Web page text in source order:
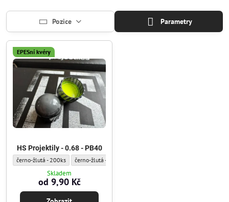
Pozice Parametry
EPESní kvéry
HS Projektily - 0.68 - PB40
HS Projektily - 0.68 - PB40 - HS - Barva, počet:
černo-žlutá - 200ks HS Projektily - 0.68 - PB40 - HS - Barva, počet:
černo-žlutá - 1ks
Skladem
od 9,90 Kč